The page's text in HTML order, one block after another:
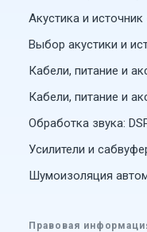
Акустика и источник
Выбор акустики и
Кабели, питание и
Кабели, питание и
Обработка звука:
Усилители и
Шумоизоляция
Правовая